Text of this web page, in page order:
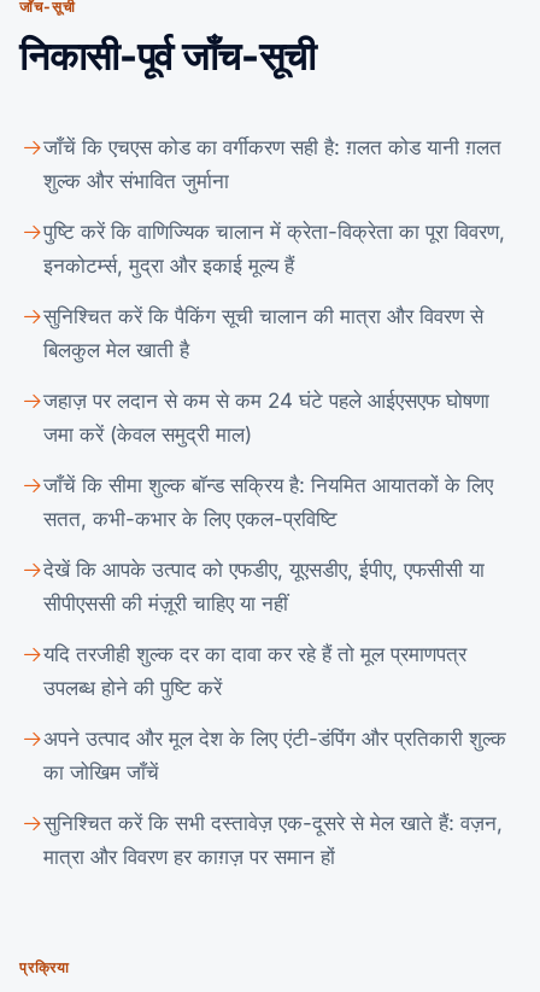
जाँच-सूची
निकासी-पूर्व जाँच-सूची
जाँचें कि एचएस कोड का वर्गीकरण सही है: ग़लत कोड यानी ग़लत
शुल्क और संभावित जुर्माना
पुष्टि करें कि वाणिज्यिक चालान में क्रेता-विक्रेता का पूरा विवरण,
इनकोटर्म्स, मुद्रा और इकाई मूल्य हैं
सुनिश्चित करें कि पैकिंग सूची चालान की मात्रा और विवरण से
बिलकुल मेल खाती है
जहाज़ पर लदान से कम से कम 24 घंटे पहले आईएसएफ घोषणा
जमा करें (केवल समुद्री माल)
जाँचें कि सीमा शुल्क बॉन्ड सक्रिय है: नियमित आयातकों के लिए
सतत, कभी-कभार के लिए एकल-प्रविष्टि
देखें कि आपके उत्पाद को एफडीए, यूएसडीए, ईपीए, एफसीसी या
सीपीएससी की मंज़ूरी चाहिए या नहीं
यदि तरजीही शुल्क दर का दावा कर रहे हैं तो मूल प्रमाणपत्र
उपलब्ध होने की पुष्टि करें
अपने उत्पाद और मूल देश के लिए एंटी-डंपिंग और प्रतिकारी शुल्क
का जोखिम जाँचें
सुनिश्चित करें कि सभी दस्तावेज़ एक-दूसरे से मेल खाते हैं: वज़न,
मात्रा और विवरण हर काग़ज़ पर समान हों
प्रक्रिया